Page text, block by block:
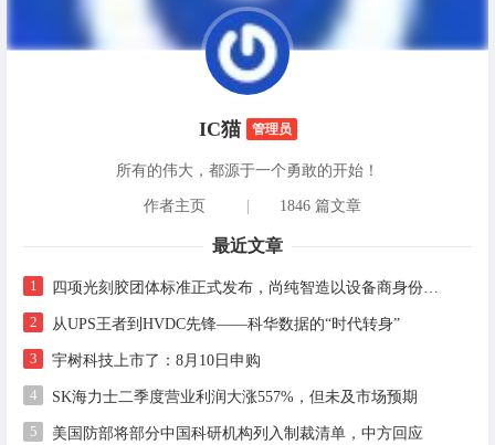
IC猫 管理员
所有的伟大，都源于一个勇敢的开始！
作者主页 | 1846 篇文章
最近文章
1
2 从UPS王者到HVDC先锋——科华数据的“时代转身”
3 宇树科技上市了：8月10日申购
4 SK海力士二季度营业利润大涨557%，但未及市场预期
5 美国防部将部分中国科研机构列入制裁清单，中方回应